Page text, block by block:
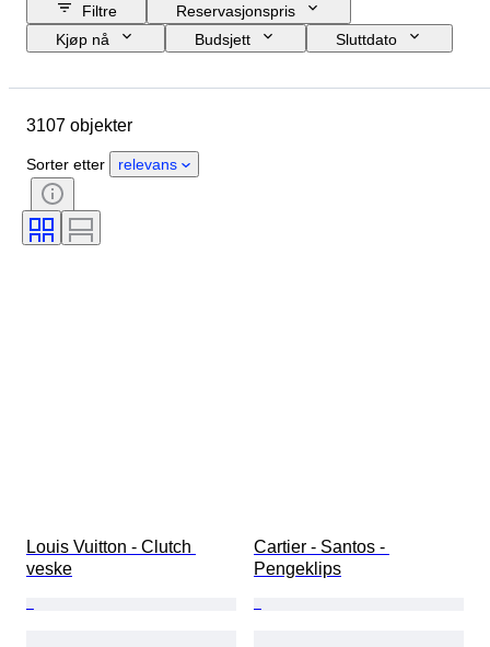
Filtre
Reservasjonspris
Kjøp nå
Budsjett
Sluttdato
Materiale
Stein
Finhet
Stil
Klesstørrelse
Produktstørrelse
3107 objekter
Sorter etter relevans
Louis Vuitton - Clutch
veske
Cartier - Santos -
Pengeklips